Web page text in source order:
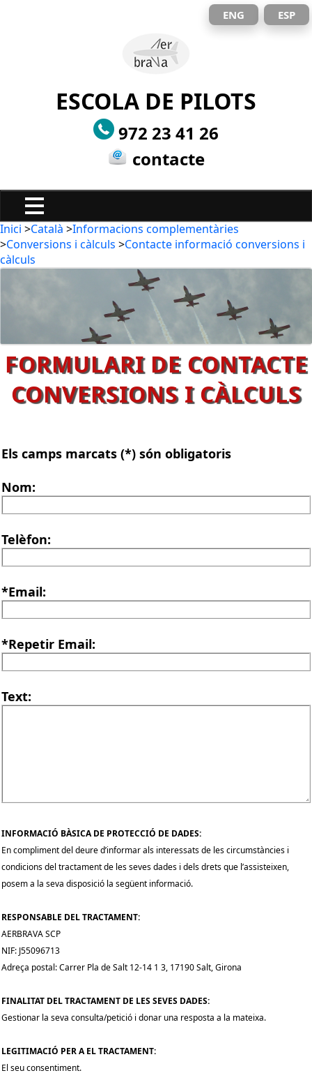
ENG ESP
ESCOLA DE PILOTS
972 23 41 26
contacte
Inici >Català >Informacions complementàries
>Conversions i càlculs >Contacte informació conversions i
càlculs
FORMULARI DE CONTACTE
CONVERSIONS I CÀLCULS
Els camps marcats (*) són obligatoris
Nom:
Telèfon:
*Email:
*Repetir Email:
Text:
INFORMACIÓ BÀSICA DE PROTECCIÓ DE DADES:
En compliment del deure d’informar als interessats de les circumstàncies i
condicions del tractament de les seves dades i dels drets que l’assisteixen,
posem a la seva disposició la següent informació.
RESPONSABLE DEL TRACTAMENT:
AERBRAVA SCP
NIF: J55096713
Adreça postal: Carrer Pla de Salt 12-14 1 3, 17190 Salt, Girona
FINALITAT DEL TRACTAMENT DE LES SEVES DADES:
Gestionar la seva consulta/petició i donar una resposta a la mateixa.
LEGITIMACIÓ PER A EL TRACTAMENT:
El seu consentiment.